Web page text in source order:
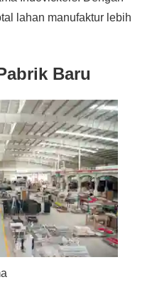
lahan manufaktur lebih
Baru